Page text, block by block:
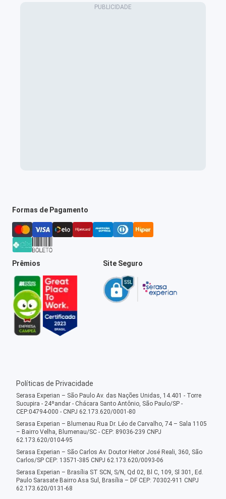
Formas de Pagamento
Prêmios Site Seguro
Políticas de Privacidade
Serasa Experian – São Paulo Av. das Nações Unidas, 14.401 - Torre
Sucupira - 24ºandar - Chácara Santo Antônio, São Paulo/SP -
CEP:04794-000 - CNPJ 62.173.620/0001-80
Serasa Experian – Blumenau Rua Dr. Léo de Carvalho, 74 – Sala 1105
– Bairro Velha, Blumenau/SC - CEP: 89036-239 CNPJ
62.173.620/0104-95
Serasa Experian – São Carlos Av. Doutor Heitor José Reali, 360, São
Carlos/SP CEP: 13571-385 CNPJ 62.173.620/0093-06
Serasa Experian – Brasília ST SCN, S/N, Qd 02, Bl C, 109, Sl 301, Ed.
Paulo Sarasate Bairro Asa Sul, Brasília – DF CEP: 70302-911 CNPJ
62.173.620/0131-68